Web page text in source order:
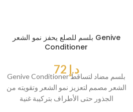
بلسم للصلع يحفز نمو الشعر Genive
Conditioner
د.إ
Genive Conditioner بلسم مضاد لتساقط
الشعر مصمم لتعزيز نمو الشعر وتقويته من
الجذور حتى الأطراف بتركيبة غنية